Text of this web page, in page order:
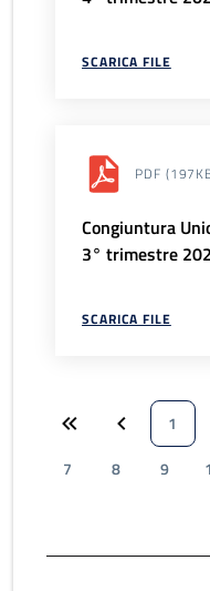
SCARICA FILE
PDF
Congiuntura
3° trimestre
SCARICA FILE
1
7
8 9